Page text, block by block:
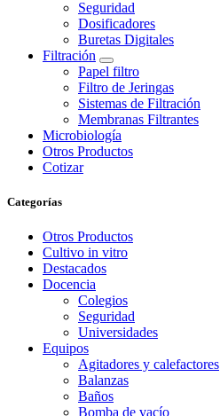
Seguridad
Dosificadores
Buretas Digitales
Filtración
Papel filtro
Filtro de Jeringas
Sistemas de Filtración
Membranas Filtrantes
Microbiología
Otros Productos
Cotizar
Categorías
Otros Productos
Cultivo in vitro
Destacados
Docencia
Colegios
Seguridad
Universidades
Equipos
Agitadores y calefactores
Balanzas
Baños
Bomba de vacío